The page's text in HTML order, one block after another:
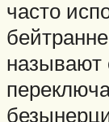
часто
называют